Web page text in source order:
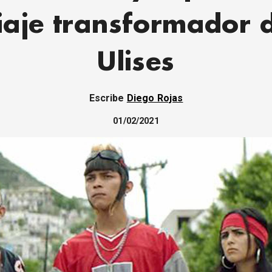
transformador
Ulises
Escribe Diego Rojas
01/02/2021